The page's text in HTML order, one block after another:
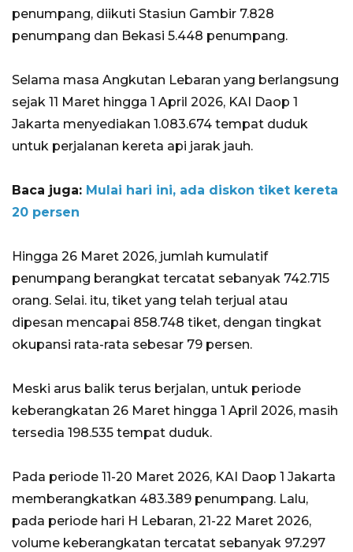
penumpang, diikuti Stasiun Gambir 7.828
penumpang dan Bekasi 5.448 penumpang.
Selama masa Angkutan Lebaran yang berlangsung
sejak 11 Maret hingga 1 April 2026, KAI Daop 1
Jakarta menyediakan 1.083.674 tempat duduk
untuk perjalanan kereta api jarak jauh.
Baca juga: Mulai hari ini, ada diskon tiket kereta
20 persen
Hingga 26 Maret 2026, jumlah kumulatif
penumpang berangkat tercatat sebanyak 742.715
orang. Selai. itu, tiket yang telah terjual atau
dipesan mencapai 858.748 tiket, dengan tingkat
okupansi rata-rata sebesar 79 persen.
Meski arus balik terus berjalan, untuk periode
keberangkatan 26 Maret hingga 1 April 2026, masih
tersedia 198.535 tempat duduk.
Pada periode 11-20 Maret 2026, KAI Daop 1 Jakarta
memberangkatkan 483.389 penumpang. Lalu,
pada periode hari H Lebaran, 21-22 Maret 2026,
volume keberangkatan tercatat sebanyak 97.297